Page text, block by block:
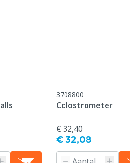
3708800
Colostrometer
€ 32,40
€ 32,08